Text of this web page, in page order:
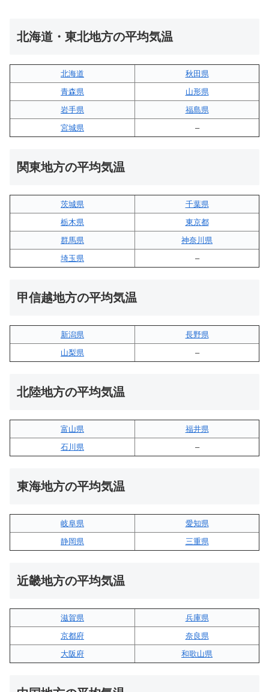
北海道・東北地方の平均気温
北海道
秋田県
青森県
山形県
岩手県
福島県
宮城県
–
関東地方の平均気温
茨城県
千葉県
栃木県
東京都
群馬県
神奈川県
埼玉県
–
甲信越地方の平均気温
新潟県
長野県
山梨県
–
北陸地方の平均気温
富山県
福井県
石川県
–
東海地方の平均気温
岐阜県
愛知県
静岡県
三重県
近畿地方の平均気温
滋賀県
兵庫県
京都府
奈良県
大阪府
和歌山県